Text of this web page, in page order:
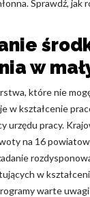
Sprawdź, jak
w
które nie
w kształcenie
urzędu pracy.
na 16
w
warte
stosowane
i tym
strony
cookie, to pliki,
z dostawcami
Odrzuć